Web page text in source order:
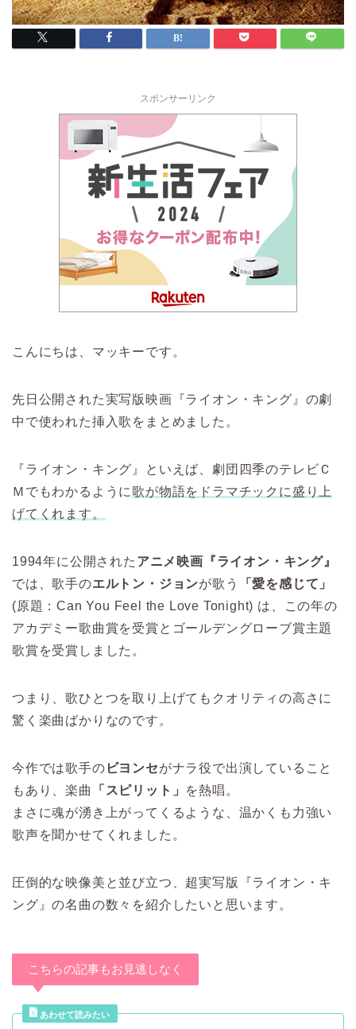
スポンサーリンク
こんにちは、マッキーです。
先日公開された実写版映画『ライオン・キング』の劇
中で使われた挿入歌をまとめました。
『ライオン・キング』といえば、劇団四季のテレビＣ
Ｍでもわかるように歌が物語をドラマチックに盛り上
げてくれます。
1994年に公開された アニメ映画『ライオン・キング』
では、歌手のエルトン・ジョンが歌う
「愛を感じて」
(原題：Can You Feel the Love Tonight) は、この年の
アカデミー歌曲賞を受賞とゴールデングローブ賞主題
歌賞を受賞しました。
つまり、歌ひとつを取り上げてもクオリティの高さに
驚く楽曲ばかりなのです。
今作では歌手の ビヨンセがナラ役で出演していること
もあり、楽曲
「スピリット」 を熱唱。
まさに魂が湧き上がってくるような、温かくも力強い
歌声を聞かせてくれました。
圧倒的な映像美と並び立つ、超実写版『ライオン・キ
ング』の名曲の数々を紹介したいと思います。
こちらの記事もお見逃しなく